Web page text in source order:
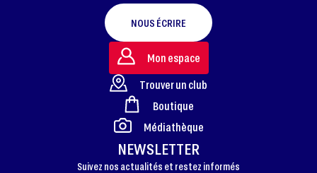
FOOTER
NOUS ÉCRIRE
NEWSLETTER
Suivez nos actualités et restez informés
Mon espace
Trouver un club
Boutique
Médiathèque